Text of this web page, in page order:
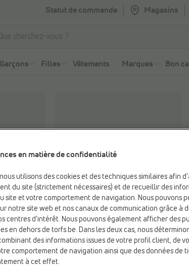
Statut de commande Magasins
Garçons Filles Vêtements Marques Bon
en matière de confidentialité
utilisons des cookies et des techniques similaires afin
du site (strictement nécessaires) et de recueillir des
site et votre comportement de navigation. Nous pouvons
notre site web et nos canaux de communication grâce à
centres d’intérêt. Nous pouvons également afficher des
en dehors de torfs.be. Dans les deux cas, nous
des informations issues de votre profil client, de
comportement de navigation ainsi que des données de
à cet effet.